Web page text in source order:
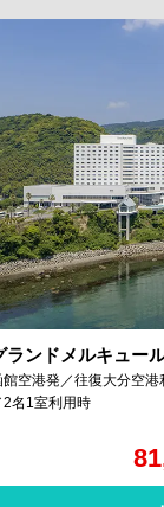
ランドメルキュー
館空港発／往復大分空
2名1室利用時